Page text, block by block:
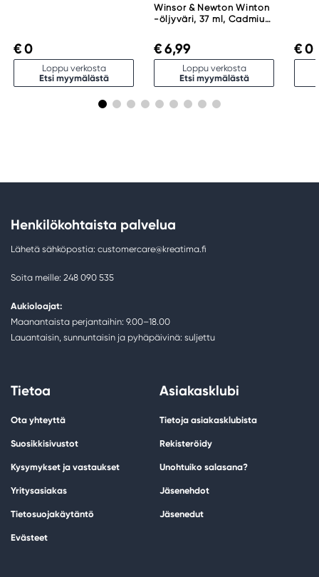
€ 0
Loppu verkosta
Etsi myymälästä
Winsor & Newton Winton
-öljyväri, 37 ml, Cadmium
€ 6,99
Loppu verkosta
Etsi myymälästä
€ 0
Henkilökohtaista palvelua
Lähetä sähköpostia: customercare@kreatima.fi
Soita meille: 248 090 535
Aukioloajat:
Maanantaista perjantaihin: 9.00–18.00
Lauantaisin, sunnuntaisin ja pyhäpäivinä: suljettu
Tietoa
Ota yhteyttä
Suosikkisivustot
Kysymykset ja vastaukset
Yritysasiakas
Tietosuojakäytäntö
Evästeet
Asiakasklubi
Tietoja asiakasklubista
Rekisteröidy
Unohtuiko salasana?
Jäsenehdot
Jäsenedut